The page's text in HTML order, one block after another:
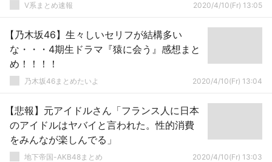
V系まとめ速報 2020/4/10(Fr) 13:05
【乃木坂46】生々しいセリフが結構多い
な・・・4期生ドラマ『猿に会う』感想まと
め！！！！
乃木坂46まとめたいよ 2020/4/10(Fr) 13:04
【悲報】元アイドルさん「フランス人に日本
のアイドルはヤバイと言われた。性的消費
をみんなが楽しんでる」
地下帝国-AKB48まとめ 2020/4/10(Fr) 13:03